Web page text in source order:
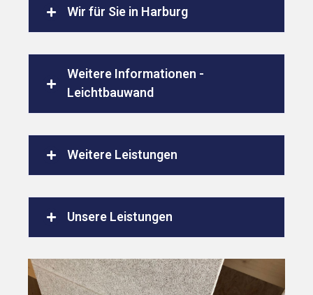
Wir für Sie in Harburg
Weitere Informationen -
Leichtbauwand
Weitere Leistungen
Unsere Leistungen